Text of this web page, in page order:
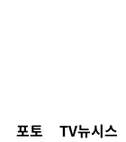
포토 TV뉴시스